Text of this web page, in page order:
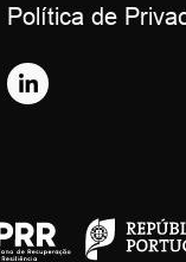
Política de